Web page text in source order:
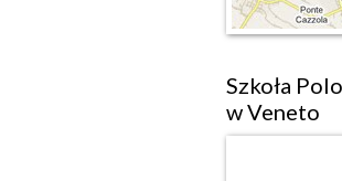
Szkoła
w Veneto